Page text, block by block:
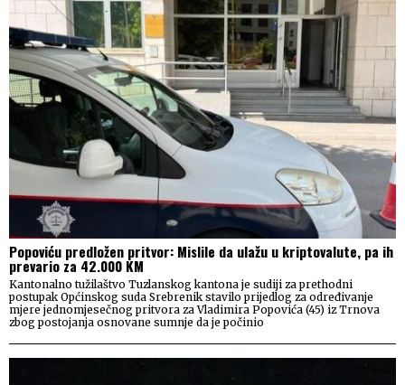
Popoviću predložen pritvor: Mislile da ulažu u kriptovalute, pa ih
prevario za 42.000 KM
Kantonalno tužilaštvo Tuzlanskog kantona je sudiji za prethodni
postupak Općinskog suda Srebrenik stavilo prijedlog za određivanje
mjere jednomjesečnog pritvora za Vladimira Popovića (45) iz Trnova
zbog postojanja osnovane sumnje da je počinio